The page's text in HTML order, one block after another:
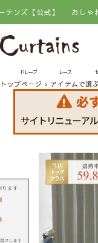
式】 おしゃれなカーテ
ドレープ レース
トップページ アイテムで選